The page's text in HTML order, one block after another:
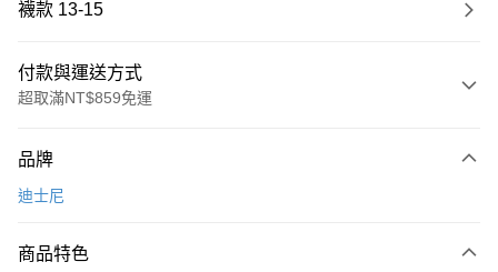
襪款 13-15
付款與運送方式
超取滿NT$859免運
信用卡一次付款
LINE Pay
品牌
迪士尼
商品特色